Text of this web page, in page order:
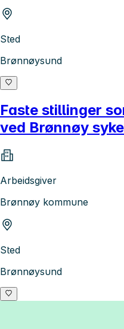
Sted
Brønnøysund
Faste stillinger
ved Brønnøy
Arbeidsgiver
Brønnøy kommune
Sted
Brønnøysund